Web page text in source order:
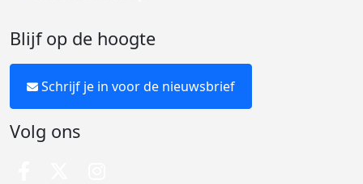
Blijf op de hoogte
Schrijf je in voor de nieuwsbrief
Volg ons